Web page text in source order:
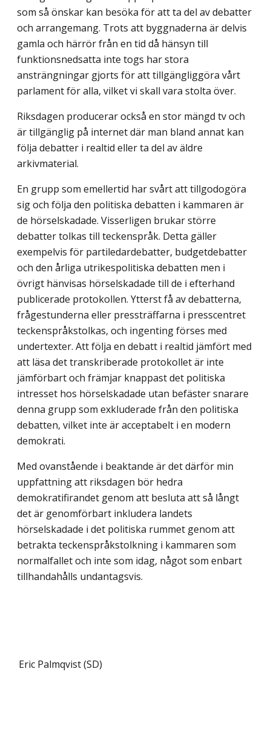
som så önskar kan besöka för att ta del av debatter
och arrangemang. Trots att byggnaderna är delvis
gamla och härrör från en tid då hänsyn till
funktionsnedsatta inte togs har stora
ansträngningar gjorts för att tillgängliggöra vårt
parlament för alla, vilket vi skall vara stolta över.
Riksdagen producerar också en stor mängd tv och
är tillgänglig på internet där man bland annat kan
följa debatter i realtid eller ta del av äldre
arkivmaterial.
En grupp som emellertid har svårt att tillgodogöra
sig och följa den politiska debatten i kammaren är
de hörselskadade. Visserligen brukar större
debatter tolkas till tecken­språk. Detta gäller
exempelvis för partiledardebatter, budgetdebatter
och den årliga utrikespolitiska debatten men i
övrigt hänvisas hörselskadade till de i efterhand
publicerade protokollen. Ytterst få av debatterna,
frågestunderna eller pressträffarna i presscentret
teckenspråkstolkas, och ingenting förses med
undertexter. Att följa en debatt i realtid jämfört med
att läsa det transkriberade protokollet är inte
jämförbart och främjar knappast det politiska
intresset hos hörselskadade utan befäster snarare
denna grupp som exkluderade från den politiska
debatten, vilket inte är acceptabelt i en modern
demokrati.
Med ovanstående i beaktande är det därför min
uppfattning att riksdagen bör hedra
demokratifirandet genom att besluta att så långt
det är genomförbart inkludera landets
hörselskadade i det politiska rummet genom att
betrakta teckenspråkstolkning i kammaren som
normalfallet och inte som idag, något som enbart
tillhandahålls undantagsvis.
Eric Palmqvist (SD)